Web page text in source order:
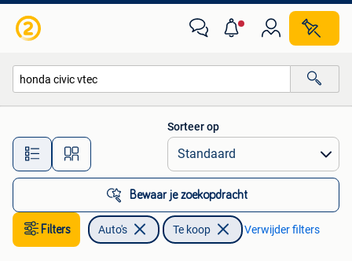
Alle afstanden…
Sorteer op
Bewaar je zoekopdracht
Filters Auto's Te koop Verwijder filters